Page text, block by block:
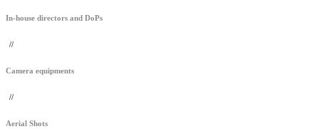
In-house directors and DoPs
//
Camera equipments
//
Aerial Shots